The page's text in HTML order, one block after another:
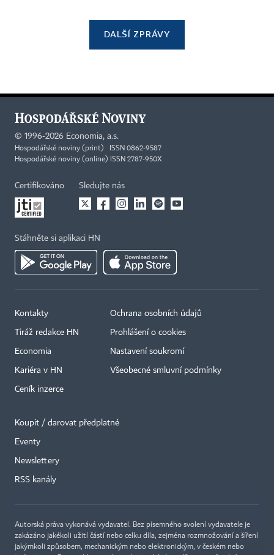
DALŠÍ ZPRÁVY
© 1996-2026 Economia, a.s.
Hospodářské noviny (print) ISSN 0862-9587
Hospodářské noviny (online) ISSN 2787-950X
Certifikováno Sledujte nás
Stáhněte si aplikaci HN
Kontakty
Tiráž redakce HN
Economia
Kariéra v HN
Ceník inzerce
Ochrana osobních údajů
Prohlášení o cookies
Nastavení soukromí
Všeobecné smluvní podmínky
Koupit / darovat předplatné
Eventy
Newslettery
RSS kanály
Autorská práva vykonává vydavatel. Bez písemného svolení vydavatele je
zakázáno jakékoli užití částí nebo celku díla, zejména rozmnožování a šíření
jakýmkoli způsobem, mechanickým nebo elektronickým, v českém nebo